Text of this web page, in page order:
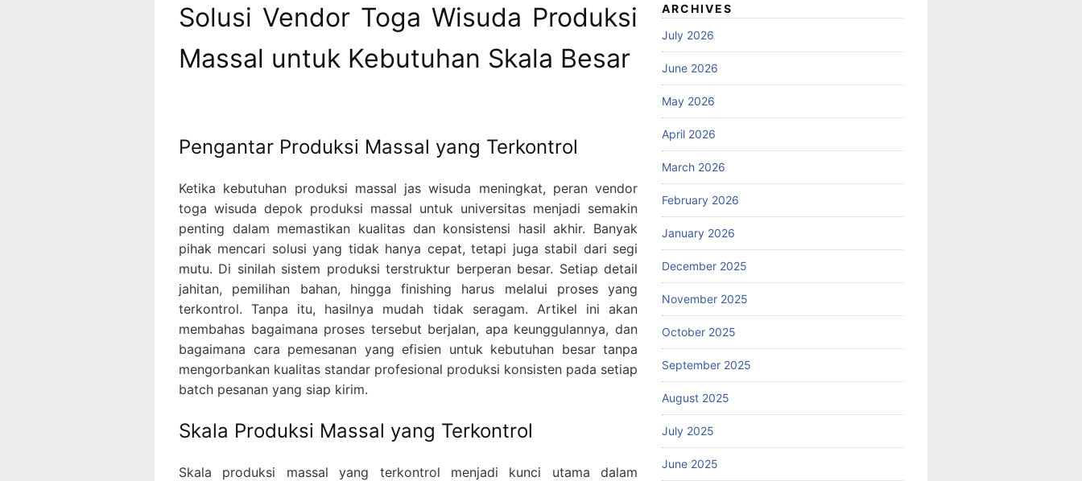
Solusi Vendor Toga Wisuda Produksi
Massal untuk Kebutuhan Skala Besar
Pengantar Produksi Massal yang Terkontrol
Ketika kebutuhan produksi massal jas wisuda meningkat, peran vendor
toga wisuda depok produksi massal untuk universitas menjadi semakin
penting dalam memastikan kualitas dan konsistensi hasil akhir. Banyak
pihak mencari solusi yang tidak hanya cepat, tetapi juga stabil dari segi
mutu. Di sinilah sistem produksi terstruktur berperan besar. Setiap detail
jahitan, pemilihan bahan, hingga finishing harus melalui proses yang
terkontrol. Tanpa itu, hasilnya mudah tidak seragam. Artikel ini akan
membahas bagaimana proses tersebut berjalan, apa keunggulannya, dan
bagaimana cara pemesanan yang efisien untuk kebutuhan besar tanpa
mengorbankan kualitas standar profesional produksi konsisten pada setiap
batch pesanan yang siap kirim.
Skala Produksi Massal yang Terkontrol
Skala produksi massal yang terkontrol menjadi kunci utama dalam
ARCHIVES
July 2026
June 2026
May 2026
April 2026
March 2026
February 2026
January 2026
December 2025
November 2025
October 2025
September 2025
August 2025
July 2025
June 2025